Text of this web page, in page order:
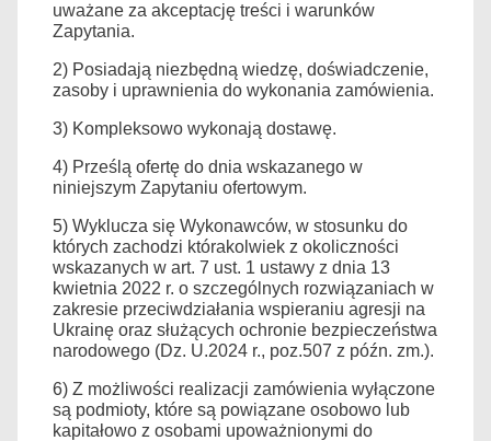
uważane za akceptację treści i warunków
Zapytania.
2) Posiadają niezbędną wiedzę, doświadczenie,
zasoby i uprawnienia do wykonania zamówienia.
3) Kompleksowo wykonają dostawę.
4) Prześlą ofertę do dnia wskazanego w
niniejszym Zapytaniu ofertowym.
5) Wyklucza się Wykonawców, w stosunku do
których zachodzi którakolwiek z okoliczności
wskazanych w art. 7 ust. 1 ustawy z dnia 13
kwietnia 2022 r. o szczególnych rozwiązaniach w
zakresie przeciwdziałania wspieraniu agresji na
Ukrainę oraz służących ochronie bezpieczeństwa
narodowego (Dz. U.2024 r., poz.507 z późn. zm.).
6) Z możliwości realizacji zamówienia wyłączone
są podmioty, które są powiązane osobowo lub
kapitałowo z osobami upoważnionymi do